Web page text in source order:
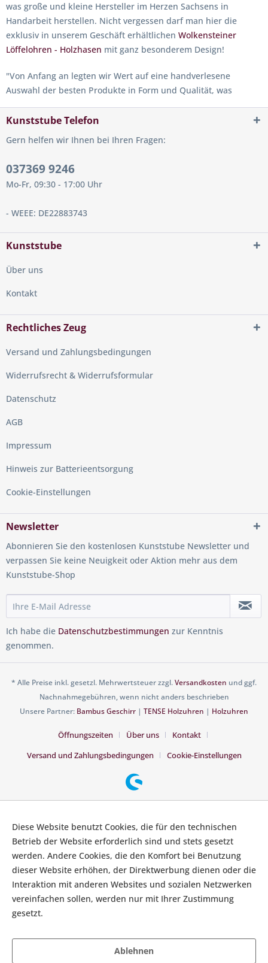
was große und kleine Hersteller im Herzen Sachsens in
Handarbeit herstellen. Nicht vergessen darf man hier die
exklusiv in unserem Geschäft erhältlichen Wolkensteiner
Löffelohren - Holzhasen mit ganz besonderem Design!
"Von Anfang an legten wir Wert auf eine handverlesene
Auswahl der besten Produkte in Form und Qualität, was
unsere Kunden seit jeher überzeugt." Als Holzbildhauer erstellt
Günther Schmied bereits seit 1967 eigene Figuren wie
Bergwald.net
TENSE Holzuhren- Handgefertigte Holz Armbanduhren aus
DiamondWeb- Onlineshop & Multichannel Marketing | SEO |
Leipzig
Kunststube Telefon
Gern helfen wir Ihnen bei Ihren Fragen:
037369 9246
Mo-Fr, 09:30 - 17:00 Uhr
- WEEE: DE22883743
Kunststube
Über uns
Kontakt
Rechtliches Zeug
Versand und Zahlungsbedingungen
Widerrufsrecht & Widerrufsformular
Datenschutz
AGB
Impressum
Hinweis zur Batterieentsorgung
Cookie-Einstellungen
Newsletter
Abonnieren Sie den kostenlosen Kunststube Newsletter und
verpassen Sie keine Neuigkeit oder Aktion mehr aus dem
Kunststube-Shop
Ich habe die Datenschutzbestimmungen zur Kenntnis
genommen.
* Alle Preise inkl. gesetzl. Mehrwertsteuer zzgl.Versandkosten und ggf.
Nachnahmegebühren, wenn nicht anders beschrieben
Unsere Partner: Bambus Geschirr | TENSE Holzuhren | Holzuhren
Öffnungszeiten Über uns
Kontakt
Versand und Zahlungsbedingungen
Cookie-Einstellungen
Diese Website benutzt Cookies, die für den technischen
Betrieb der Website erforderlich sind und stets gesetzt
werden. Andere Cookies, die den Komfort bei Benutzung
dieser Website erhöhen, der Direktwerbung dienen oder die
Interaktion mit anderen Websites und sozialen Netzwerken
vereinfachen sollen, werden nur mit Ihrer Zustimmung
gesetzt.
Ablehnen